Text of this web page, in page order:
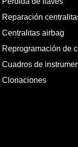
Reparación
Centralitas airbag
Reprogramación de
Cuadros de
Clonaciones